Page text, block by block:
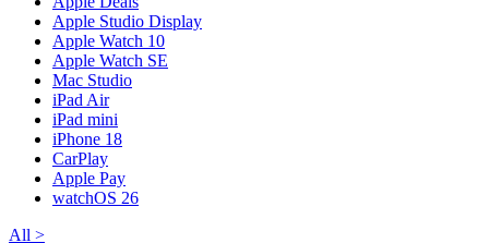
Apple Studio Display
Apple Watch 10
Apple Watch SE
Mac Studio
iPad Air
iPad mini
iPhone 18
CarPlay
Apple Pay
watchOS 26
All >